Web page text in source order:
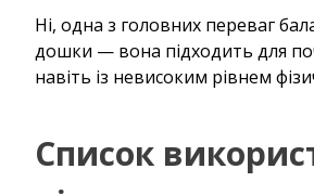
Ні, одна з головних переваг
дошки — вона підходить для
навіть із невисоким рівнем
Список